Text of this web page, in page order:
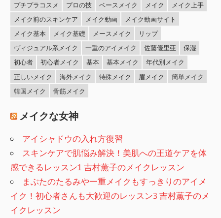
プチプラコスメ
プロの技 ベースメイク メイク
メイク上手
メイク前のスキンケア
メイク動画
メイク動画サイト
メイク基本
メイク基礎 メースメイク
リップ
ヴィジュアル系メイク
一重のアイメイク 佐藤優里亜
保湿
初心者
初心者メイク 基本 基本メイク
年代別メイク
正しいメイク
海外メイク 特殊メイク 眉メイク
簡単メイク
韓国メイク
骨筋メイク
メイクな女神
アイシャドウの入れ方復習
スキンケアで肌悩み解決！美肌への王道ケアを体
感できるレッスン1 吉村薫子のメイクレッスン
まぶたのたるみや一重メイクもすっきりのアイメ
イク！初心者さんも大歓迎のレッスン3 吉村薫子のメ
イクレッスン